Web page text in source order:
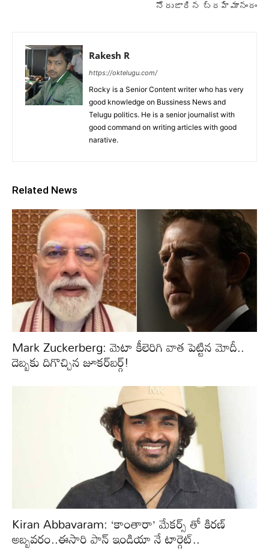
నోరుజారిన బ్రహ్మానందం
Rakesh R
https://oktelugu.com/
Rocky is a Senior Content writer who has very
good knowledge on Bussiness News and
Telugu politics. He is a senior journalist with
good command on writing articles with good
narative.
Related News
Mark Zuckerberg: మెటా కీలెరిగి వాత పెట్టిన మోదీ..
దెబ్బకు దిగొచ్చిన జూకర్‌బర్గ్‌!
Kiran Abbavaram: ‘కాంతారా’ మేకర్స్ తో కిరణ్
అబ్బవరం..ఈసారి పాన్ ఇండియా నే టార్గెట్..